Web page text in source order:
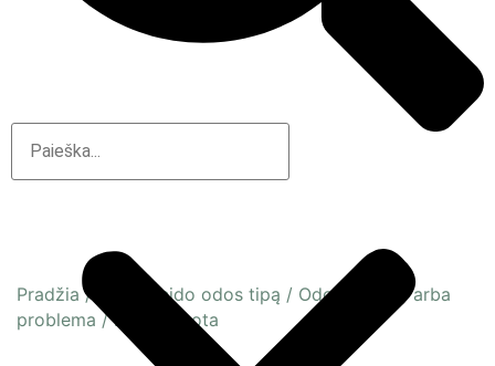
Pradžia/ Pagal veido odos tipą / Odos būsena arba
problema /Dehitratuota